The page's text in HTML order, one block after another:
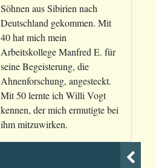
Söhnen aus Sibirien nach
Deutschland gekommen. Mit
40 hat mich mein
Arbeitskollege Manfred E. für
seine Begeisterung, die
Ahnenforschung, angesteckt.
Mit 50 lernte ich Willi Vogt
kennen, der mich ermutigte bei
ihm mitzuwirken.